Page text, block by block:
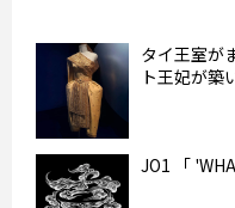
タイ王室が
ト王妃が築
JO1 「